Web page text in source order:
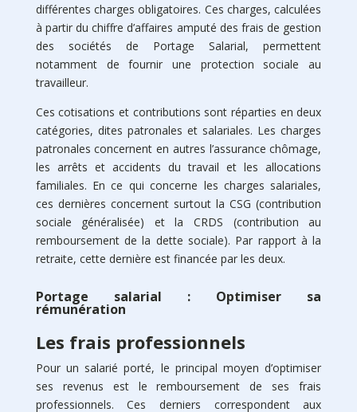
différentes charges obligatoires. Ces charges, calculées
à partir du chiffre d’affaires amputé des frais de gestion
des sociétés de Portage Salarial, permettent
notamment de fournir une protection sociale au
travailleur.
Ces cotisations et contributions sont réparties en deux
catégories, dites patronales et salariales. Les charges
patronales concernent en autres l’assurance chômage,
les arrêts et accidents du travail et les allocations
familiales. En ce qui concerne les charges salariales,
ces dernières concernent surtout la CSG (contribution
sociale généralisée) et la CRDS (contribution au
remboursement de la dette sociale). Par rapport à la
retraite, cette dernière est financée par les deux.
Portage salarial : Optimiser sa
rémunération
Les frais professionnels
Pour un salarié porté, le principal moyen d’optimiser
ses revenus est le remboursement de ses frais
professionnels. Ces derniers correspondent aux